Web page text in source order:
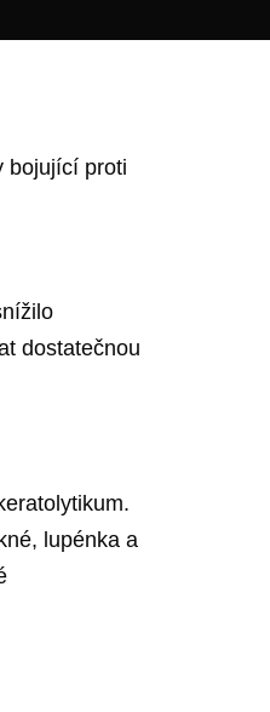
bojující proti
dostatečnou
lupénka a